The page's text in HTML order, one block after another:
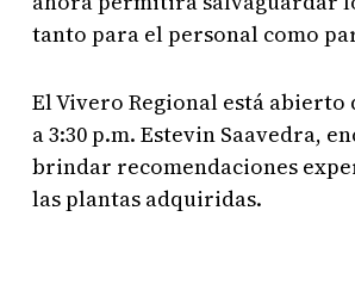
tanto para el personal como
El Vivero Regional está abierto
a 3:30 p.m. Estevin Saavedra,
brindar recomendaciones
las plantas adquiridas.